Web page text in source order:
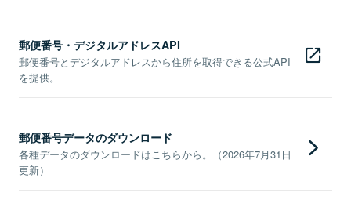
郵便番号・デジタルアドレスAPI
郵便番号とデジタルアドレスから住所を取得できる公式API
を提供。
郵便番号データのダウンロード
各種データのダウンロードはこちらから。（2026年7月31日
更新）